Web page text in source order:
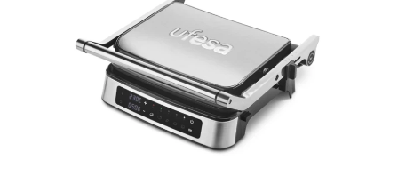
Electrodomésticos
Tecnología